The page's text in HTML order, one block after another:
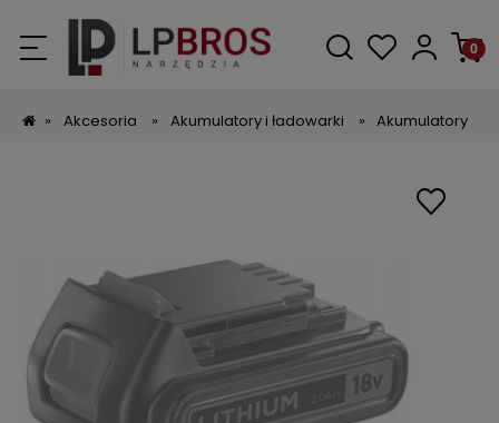
» Akcesoria » Akumulatory i ładowarki » Akumulatory